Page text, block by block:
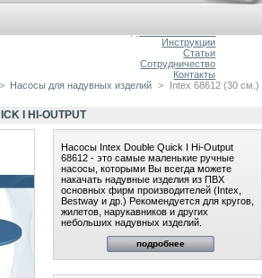
Инструкции
Статьи
Сотрудничество
Контакты
> Насосы для надувных изделий >
Intex 68612 (30 см.)
I HI-OUTPUT
Насосы Intex Double Quick I Hi-Output
68612 - это самые маленькие ручные
насосы, которыми Вы всегда можете
накачать надувные изделия из ПВХ
основных фирм производителей (Intex,
Bestway и др.) Рекомендуется для кругов,
жилетов, нарукавников и других
небольших надувных изделий.
подробнее